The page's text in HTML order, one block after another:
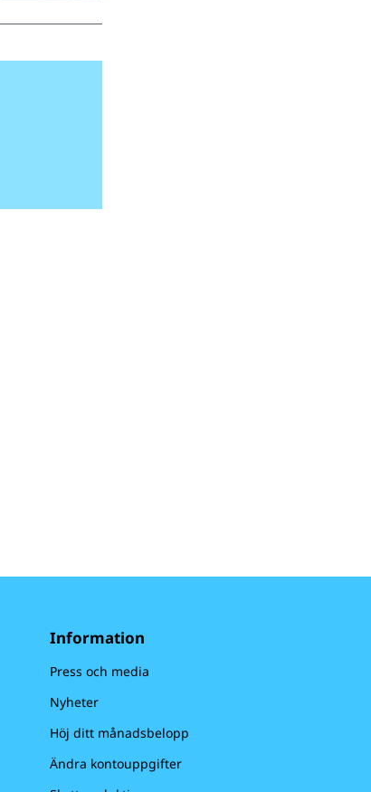
Information
Press och media
Nyheter
Höj ditt månadsbelopp
Ändra kontouppgifter